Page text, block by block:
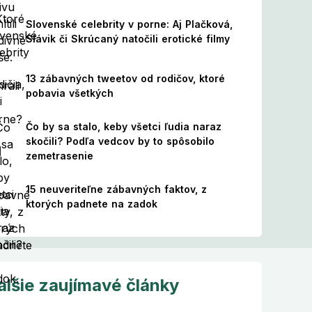
Slovenské celebrity v porne: Aj Plačková,
Slávik či Skrúcaný natočili erotické filmy
13 zábavných tweetov od rodičov, ktoré
pobavia všetkých
Čo by sa stalo, keby všetci ľudia naraz
skočili? Podľa vedcov by to spôsobilo
zemetrasenie
15 neuveriteľne zábavných faktov, z
ktorých padnete na zadok
zaujímavé články